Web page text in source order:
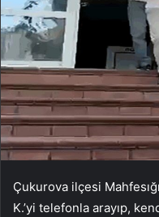
Çukurova ilçesi
K.’yi telefonla arayıp,